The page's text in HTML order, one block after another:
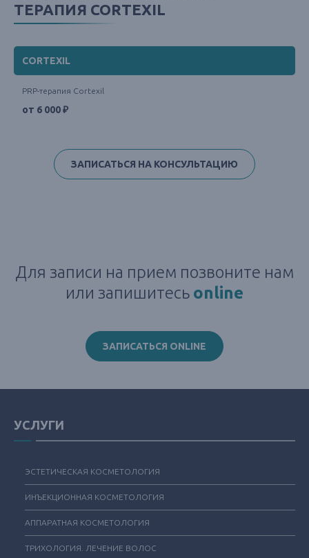
ТЕРАПИЯ CORTEXIL
CORTEXIL
PRP-терапия Cortexil
от 6 000 ₽
ЗАПИСАТЬСЯ НА КОНСУЛЬТАЦИЮ
Для записи на прием позвоните нам
или запишитесь online
ЗАПИСАТЬСЯ ONLINE
УСЛУГИ
ЭСТЕТИЧЕСКАЯ КОСМЕТОЛОГИЯ
ИНЪЕКЦИОННАЯ КОСМЕТОЛОГИЯ
АППАРАТНАЯ КОСМЕТОЛОГИЯ
ТРИХОЛОГИЯ. ЛЕЧЕНИЕ ВОЛОС